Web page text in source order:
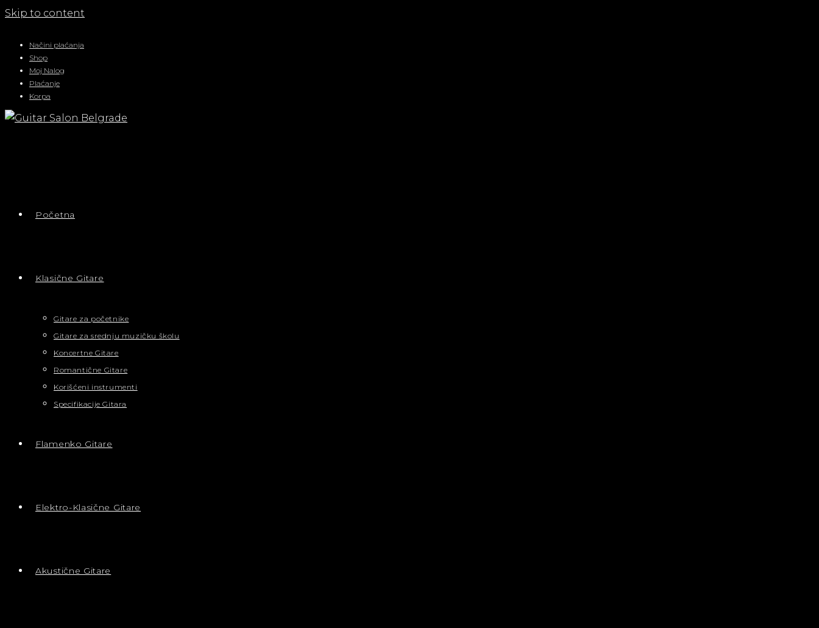
Skip to content
Načini plaćanja
Shop
Moj Nalog
Plaćanje
Korpa
Početna
Klasične Gitare
Gitare za početnike
Gitare za srednju muzičku školu
Koncertne Gitare
Romantične Gitare
Korišćeni instrumenti
Specifikacije Gitara
Flamenko Gitare
Elektro-Klasične Gitare
Akustične Gitare